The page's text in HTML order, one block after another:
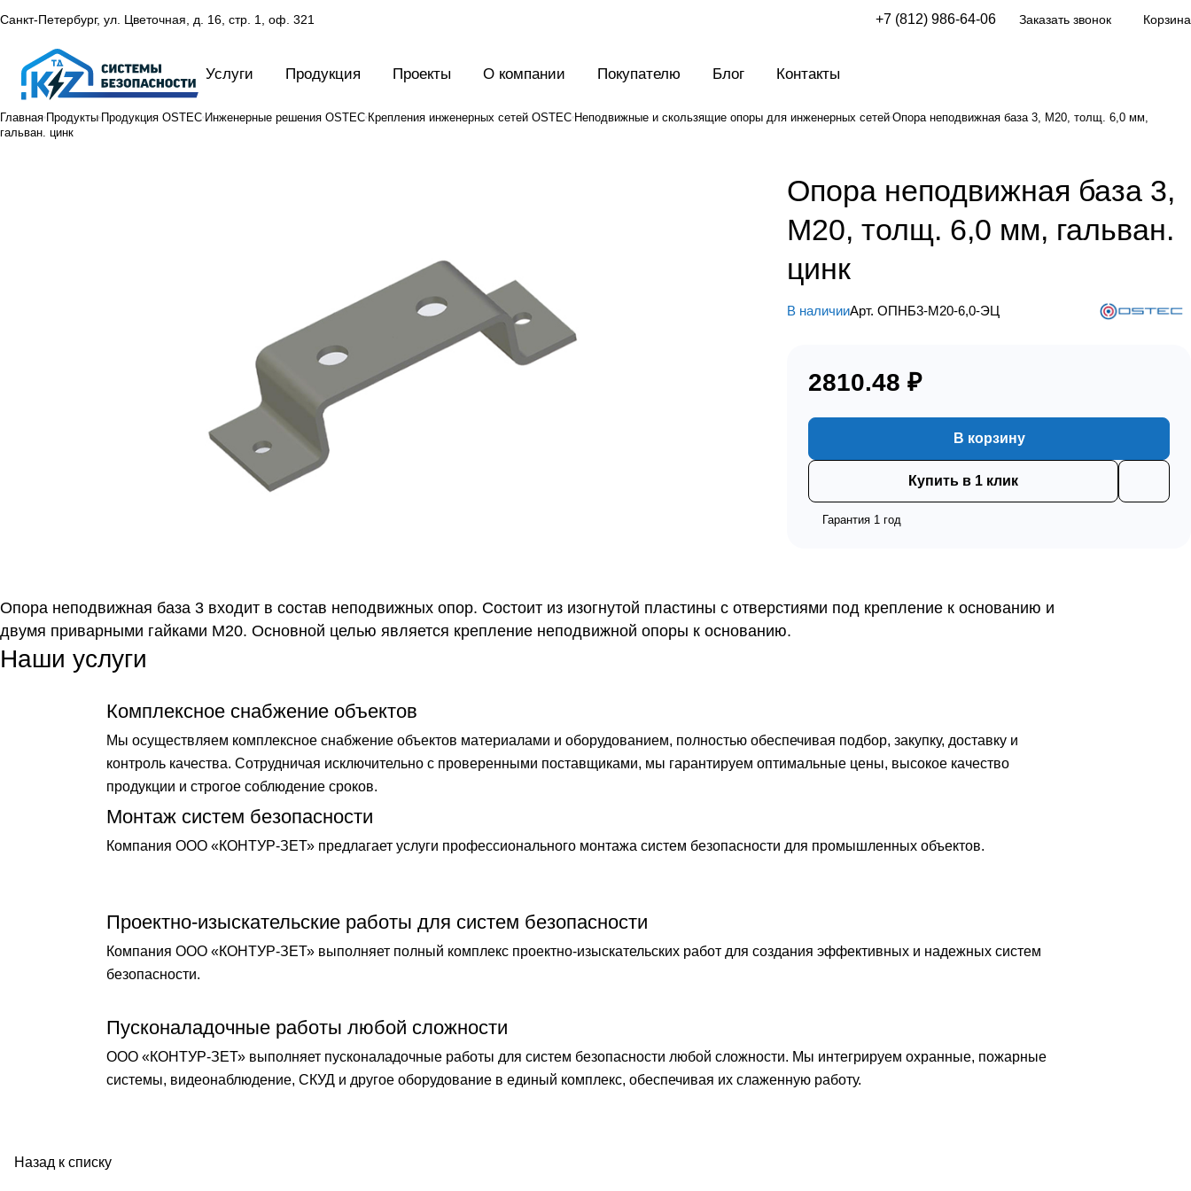
Санкт-Петербург, ул. Цветочная, д. 16, стр. 1, оф. 321 +7 (812) 986-64-06 Заказать звонок Корзина
Услуги Продукция Проекты О компании Покупателю Блог Контакты
Главная Продукты Продукция OSTEC Инженерные решения OSTEC Крепления инженерных сетей OSTEC Неподвижные и скользящие опоры для инженерных сетей Опора неподвижная база 3, М20, толщ. 6,0 мм,
гальван. цинк
Опора неподвижная база 3,
М20, толщ. 6,0 мм, гальван.
цинк
В наличииАрт. ОПНБ3-М20-6,0-ЭЦ
2810.48 ₽
В корзину
Купить в 1 клик
Гарантия 1 год
Опора неподвижная база 3 входит в состав неподвижных опор. Состоит из изогнутой пластины с отверстиями под крепление к основанию и
двумя приварными гайками М20. Основной целью является крепление неподвижной опоры к основанию.
Наши услуги
Комплексное снабжение объектов
Мы осуществляем комплексное снабжение объектов материалами и оборудованием, полностью обеспечивая подбор, закупку, доставку и
контроль качества. Сотрудничая исключительно с проверенными поставщиками, мы гарантируем оптимальные цены, высокое качество
продукции и строгое соблюдение сроков.
Монтаж систем безопасности
Компания ООО «КОНТУР-ЗЕТ» предлагает услуги профессионального монтажа систем безопасности для промышленных объектов.
Проектно-изыскательские работы для систем безопасности
Компания ООО «КОНТУР-ЗЕТ» выполняет полный комплекс проектно-изыскательских работ для создания эффективных и надежных систем
безопасности.
Пусконаладочные работы любой сложности
ООО «КОНТУР-ЗЕТ» выполняет пусконаладочные работы для систем безопасности любой сложности. Мы интегрируем охранные, пожарные
системы, видеонаблюдение, СКУД и другое оборудование в единый комплекс, обеспечивая их слаженную работу.
Назад к списку